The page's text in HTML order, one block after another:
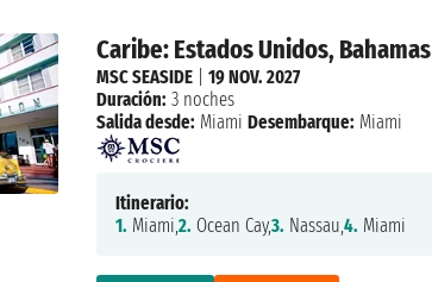
Caribe: Estados Unidos, Bahamas
MSC SEASIDE |19 NOV. 2027
Duración: 3 noches
Salida desde: Miami Desembarque: Miami
Itinerario:
1. Miami,2. Ocean Cay,3. Nassau,4. Miami